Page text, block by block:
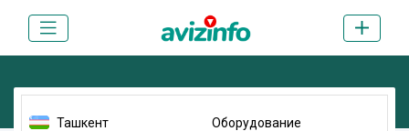
Ташкент Оборудование